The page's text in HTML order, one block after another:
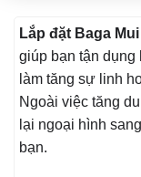
Lắp đặt Baga
giúp bạn tận dụng
làm tăng sự linh
Ngoài việc tăng
lại ngoại hình
bạn.